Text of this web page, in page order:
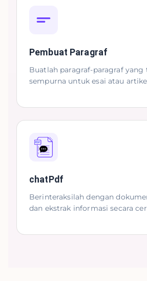
Pembuat Paragraf
Buatlah paragraf-paragraf
sempurna untuk esai atau
chatPdf
Berinteraksilah dengan
dan ekstrak informasi secara